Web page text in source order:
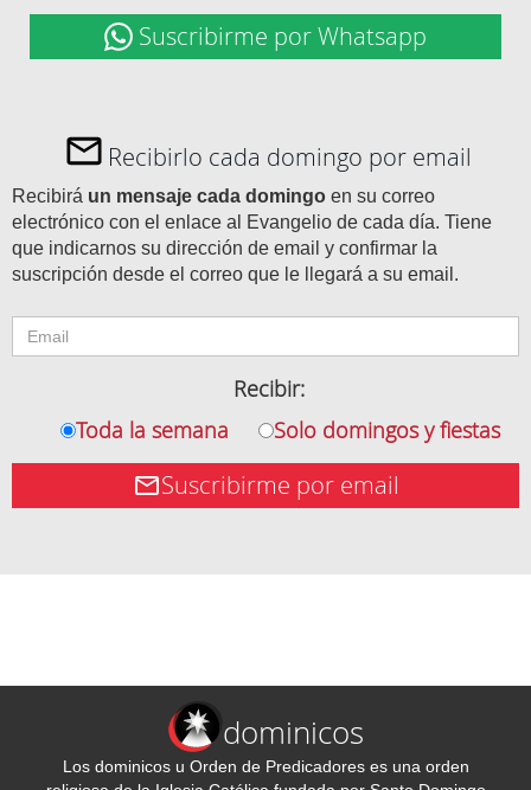
Suscribirme por Whatsapp
Recibirlo cada domingo por email
Recibirá un mensaje cada domingo en su correo
electrónico con el enlace al Evangelio de cada día. Tiene
que indicarnos su dirección de email y confirmar la
suscripción desde el correo que le llegará a su email.
Recibir:
Toda la semana
Solo domingos y fiestas
Suscribirme por email
dominicos
Los dominicos u Orden de Predicadores es una orden